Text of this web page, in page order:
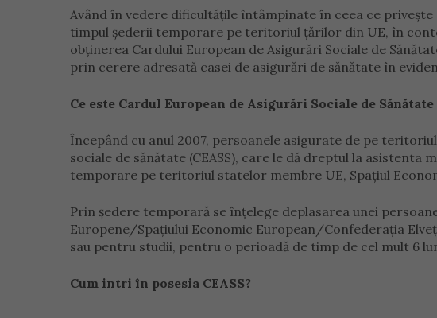
Având în vedere dificultățile întâmpinate în ceea ce
timpul șederii temporare pe teritoriul țărilor din UE, în
obținerea Cardului European de Asigurări Sociale de
prin cerere adresată casei de asigurări de sănătate în
Ce este Cardul European de Asigurări Sociale de Sănătate
Începând cu anul 2007, persoanele asigurate de pe
sociale de sănătate (CEASS), care le dă dreptul la asistenta
temporare pe teritoriul statelor membre UE, Spaţiul
Prin ședere temporară se înțelege deplasarea unei
Europene/Spaţiului Economic European/Confederaţia
sau pentru studii, pentru o perioadă de timp de cel mult 6
Cum intri în posesia CEASS?